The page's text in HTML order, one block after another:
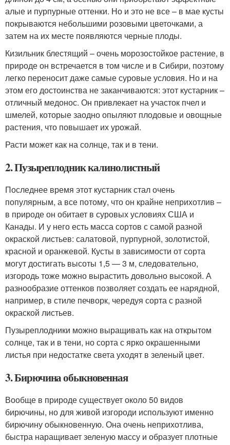
алые и пурпурные оттенки. Но и это не все – в мае кусты
покрываются небольшими розовыми цветочками, а
затем на их месте появляются черные плоды.
Кизильник блестящий – очень морозостойкое растение, в
природе он встречается в том числе и в Сибири, поэтому
легко переносит даже самые суровые условия. Но и на
этом его достоинства не заканчиваются: этот кустарник –
отличный медонос. Он привлекает на участок пчел и
шмелей, которые заодно опыляют плодовые и овощные
растения, что повышает их урожай.
Расти может как на солнце, так и в тени.
2. Пузыреплодник калинолистный
Последнее время этот кустарник стал очень
популярным, а все потому, что он крайне неприхотлив –
в природе он обитает в суровых условиях США и
Канады. И у него есть масса сортов с самой разной
окраской листьев: салатовой, пурпурной, золотистой,
красной и оранжевой. Кусты в зависимости от сорта
могут достигать высоты 1,5 — 3 м, следовательно,
изгородь тоже можно вырастить довольно высокой. А
разнообразие оттенков позволяет создать ее нарядной,
например, в стиле печворк, чередуя сорта с разной
окраской листьев.
Пузыреплодники можно выращивать как на открытом
солнце, так и в тени, но сорта с ярко окрашенными
листья при недостатке света уходят в зеленый цвет.
3. Бирючина обыкновенная
Вообще в природе существует около 50 видов
бирючины, но для живой изгороди используют именно
бирючину обыкновенную. Она очень неприхотлива,
быстра наращивает зеленую массу и образует плотные